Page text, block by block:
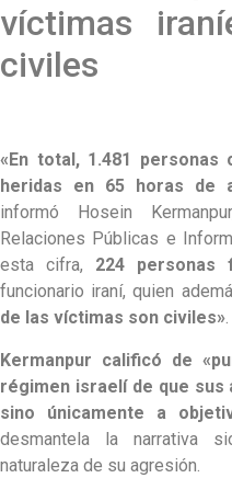
víctimas
civiles
«En total, 1.481
heridas en 65 horas de
informó Hosein
Relaciones Públicas e
esta cifra, 224 personas
funcionario iraní, quien
de las víctimas son civiles».
Kermanpur calificó de
régimen israelí de que
sino únicamente a
desmantela la narrativa
naturaleza de su agresión.